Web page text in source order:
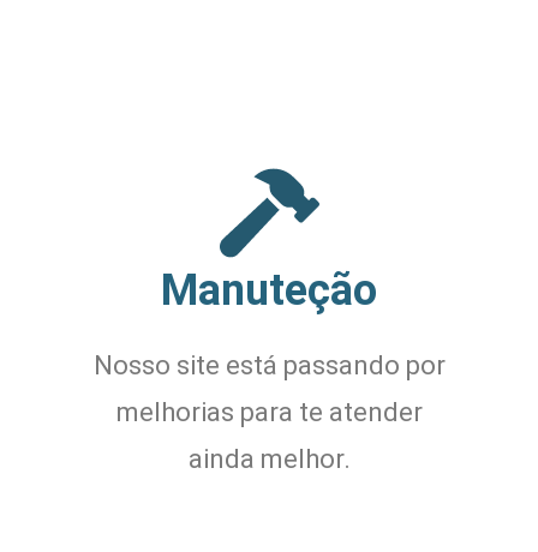
Manuteção
Nosso site está passando por
melhorias para te atender
ainda melhor.